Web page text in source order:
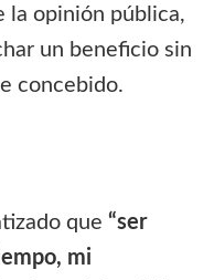
la opinión pública,
un beneficio sin
concebido.
que “ser
mi